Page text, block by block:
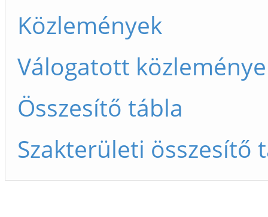
Közlemények
Válogatott
Összesítő tábla
Szakterületi összesítő